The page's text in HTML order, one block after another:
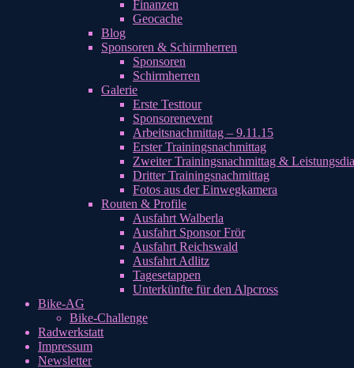
Finanzen
Geocache
Blog
Sponsoren & Schirmherren
Sponsoren
Schirmherren
Galerie
Erste Testtour
Sponsorenevent
Arbeitsnachmittag – 9.11.15
Erster Trainingsnachmittag
Zweiter Trainingsnachmittag &
Dritter Trainingsnachmittag
Fotos aus der Einwegkamera
Routen & Profile
Ausfahrt Walberla
Ausfahrt Sponsor Frör
Ausfahrt Reichswald
Ausfahrt Adlitz
Tagesetappen
Unterkünfte für den Alpcross
Bike-AG
Bike-Challenge
Radwerkstatt
Impressum
Newsletter